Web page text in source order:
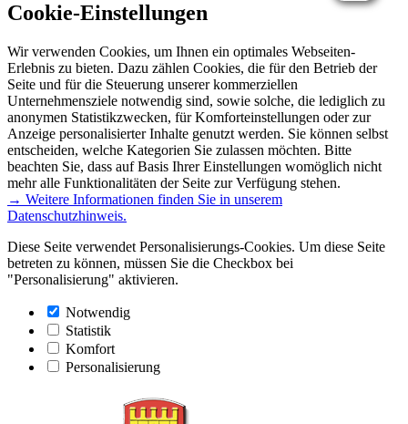
Cookie-Einstellungen
Wir verwenden Cookies, um Ihnen ein optimales Webseiten-
Erlebnis zu bieten. Dazu zählen Cookies, die für den Betrieb der
Seite und für die Steuerung unserer kommerziellen
Unternehmensziele notwendig sind, sowie solche, die lediglich zu
anonymen Statistikzwecken, für Komforteinstellungen oder zur
Anzeige personalisierter Inhalte genutzt werden. Sie können selbst
entscheiden, welche Kategorien Sie zulassen möchten. Bitte
beachten Sie, dass auf Basis Ihrer Einstellungen womöglich nicht
mehr alle Funktionalitäten der Seite zur Verfügung stehen.
→ Weitere Informationen finden Sie in unserem
Datenschutzhinweis.
Diese Seite verwendet Personalisierungs-Cookies. Um diese Seite
betreten zu können, müssen Sie die Checkbox bei
"Personalisierung" aktivieren.
Notwendig
Statistik
Komfort
Personalisierung